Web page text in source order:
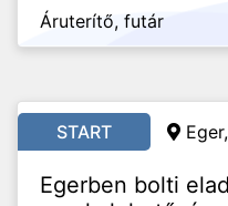
Áruterítő, futár
START
Egerben bolti